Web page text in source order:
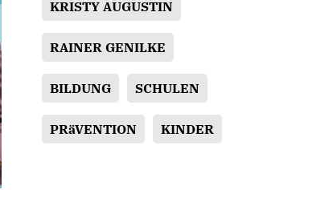
KRISTY AUGUSTIN
RAINER GENILKE
BILDUNG SCHULEN
PRäVENTION KINDER